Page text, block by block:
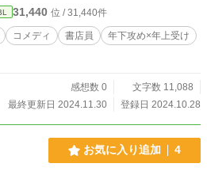
31,440 位 / 31,440件
コメディ 書店員
年下攻め×年上受け
感想数 0
文字数 11,088
最終更新日 2024.11.30
登録日 2024.10.28
お気に入り追加 4